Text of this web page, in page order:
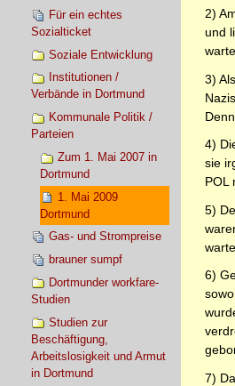
Für ein echtes
Sozialticket
Soziale Entwicklung
Institutionen /
Verbände in Dortmund
Kommunale Politik /
Parteien
Zum 1. Mai 2007 in
Dortmund
1. Mai 2009
Dortmund
Gas- und Strompreise
brauner sumpf
Dortmunder workfare-
Studien
Studien zur
Beschäftigung,
Arbeitslosigkeit und Armut
in Dortmund
2)
und
3)
4)
sie
POL
5)
6)
7)